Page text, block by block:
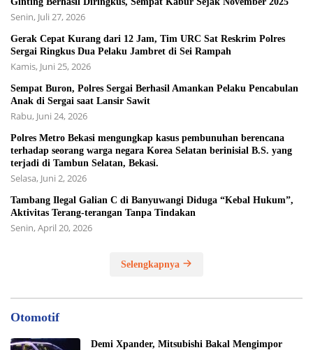
Senin, Juli 27, 2026
Gerak Cepat Kurang dari 12 Jam, Tim URC Sat Reskrim Polres
Sergai Ringkus Dua Pelaku Jambret di Sei Rampah
Kamis, Juni 25, 2026
Sempat Buron, Polres Sergai Berhasil Amankan Pelaku Pencabulan
Anak di Sergai saat Lansir Sawit
Rabu, Juni 24, 2026
Polres Metro Bekasi mengungkap kasus pembunuhan berencana
terhadap seorang warga negara Korea Selatan berinisial B.S. yang
terjadi di Tambun Selatan, Bekasi.
Selasa, Juni 2, 2026
Tambang Ilegal Galian C di Banyuwangi Diduga “Kebal Hukum”,
Aktivitas Terang-terangan Tanpa Tindakan
Senin, April 20, 2026
Selengkapnya
Otomotif
Demi Xpander, Mitsubishi Bakal Mengimpor